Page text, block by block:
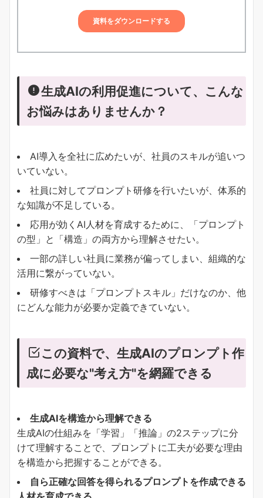
生成AIの利用促進について、こんな
お悩みはありませんか？
AI導入を全社に広めたいが、社員のスキルが追いつ
いていない。
社員に対してプロンプト研修を行いたいが、体系的
な知識が不足している。
応用が効くAI人材を育成するために、「プロンプト
の型」と「構造」の両方から理解させたい。
一部の詳しい社員に業務が偏ってしまい、組織的な
活用に繋がっていない。
研修すべきは「プロンプトスキル」だけなのか、他
にどんな能力が必要か定義できていない。
この資料で、生成AIのプロンプト作
成に必要な"考え方"を網羅できる
生成AIを構造から理解できる
生成AIの仕組みを「学習」「推論」の2ステップに分
けて理解することで、プロンプトに工夫が必要な理由
を構造から把握することができる。
自ら正確な回答を得られるプロンプトを作成できる